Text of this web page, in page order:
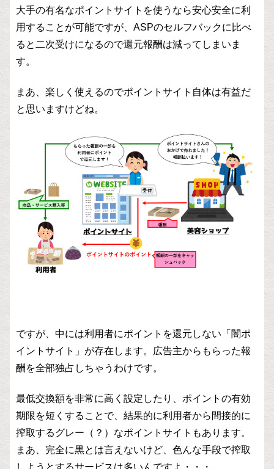
大手の有名なポイントサイトを使うなら安心安全に利
用することが可能ですが、ASPのセルフバックに比べ
ると二次受けになるので還元報酬は減ってしまいま
す。
まあ、楽しく使えるのでポイントサイト自体は有益だ
と思いますけどね。
ですが、中には利用者にポイントを還元しない「闇ポ
イントサイト」が存在します。広告主からもらった報
酬を全部独占しちゃうわけです。
最低交換額を非常に高く設定したり、ポイントの有効
期限を短くすることで、結果的に利用者から間接的に
搾取するグレー（？）なポイントサイトもあります。
まあ、完全に黒とは言えないけど、色んな手段で搾取